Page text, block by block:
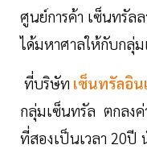
ศูนย์การค้า เซ็นทรัลล
ได้มหาศาลให้กับกลุ่
ที่บริษัท เซ็นทรัลอิ
กลุ่มเซ็นทรัล ตกลง
ที่สองเป็นเวลา 20ปี